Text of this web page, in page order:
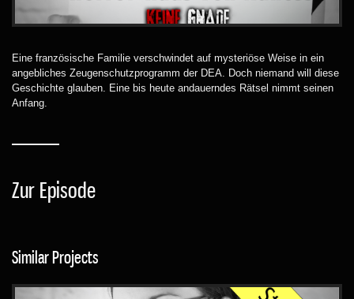
Eine französische Familie verschwindet auf mysteriöse Weise in ein
angebliches Zeugenschutzprogramm der DEA. Doch niemand will diese
Geschichte glauben. Eine bis heute andauerndes Rätsel nimmt seinen
Anfang.
Zur Episode
Similar Projects